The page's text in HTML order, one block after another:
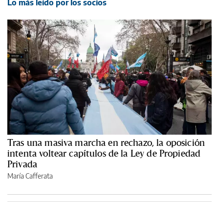
Lo más leído por los socios
Tras una masiva marcha en rechazo, la oposición
intenta voltear capítulos de la Ley de Propiedad
Privada
María Cafferata